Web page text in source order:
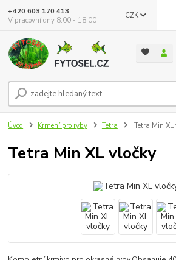
CZK
+420 603 170 413
V pracovní dny 8:00 - 18:00
Úvod Krmení pro ryby Tetra Tetra Min XL
Tetra Min XL vločky